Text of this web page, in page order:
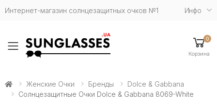
Интернет-магазин солнцезащитных очков №1 Инфо
Toggle mobile menu
0
Корзина
Женские Очки Бренды
Dolce & Gabbana
Солнцезащитные Очки Dolce & Gabbana 8069-White